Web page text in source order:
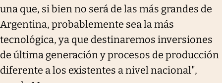
una que, si bien no será de las más grandes de
Argentina, probablemente sea la más
tecnológica, ya que destinaremos inversiones
de última generación y procesos de producción
diferente a los existentes a nivel nacional",